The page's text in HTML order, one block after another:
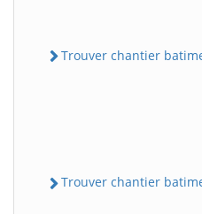
Trouver chantier
Trouver chantier